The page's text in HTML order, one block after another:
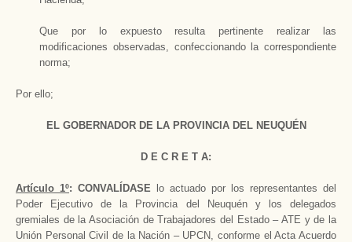
Que por lo expuesto resulta pertinente realizar las
modificaciones observadas, confeccionando la correspondiente
norma;
Por ello;
EL GOBERNADOR DE LA PROVINCIA DEL NEUQUÉN
D E C R E T A:
Artículo 1º: CONVALÍDASE
lo actuado por los representantes del
Poder Ejecutivo de la Provincia del Neuquén y los delegados
gremiales de la Asociación de Trabajadores del Estado – ATE y de la
Unión Personal Civil de la Nación – UPCN, conforme el Acta Acuerdo